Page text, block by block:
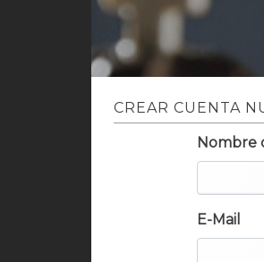
CREAR CUENTA
Nombre
E-Mail